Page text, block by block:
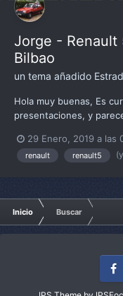
Jorge - Renault
Bilbao
un tema añadido
Hola muy buenas, Es
presentaciones, y
por el 2016 no tenía
tengo. Las fotos es algo
29 Enero, 2019 a las
renault renault5
Inicio Buscar